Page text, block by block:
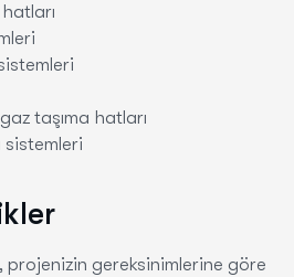
taşıma hatları
sistemleri
projenizin gereksinimlerine göre